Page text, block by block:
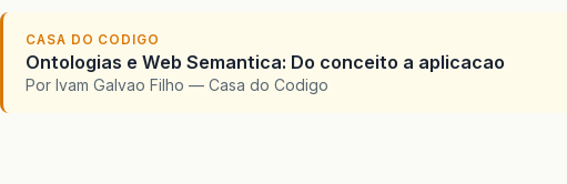
CASA DO CODIGO
Ontologias e Web Semantica: Do conceito a aplicacao
Por Ivam Galvao Filho — Casa do Codigo